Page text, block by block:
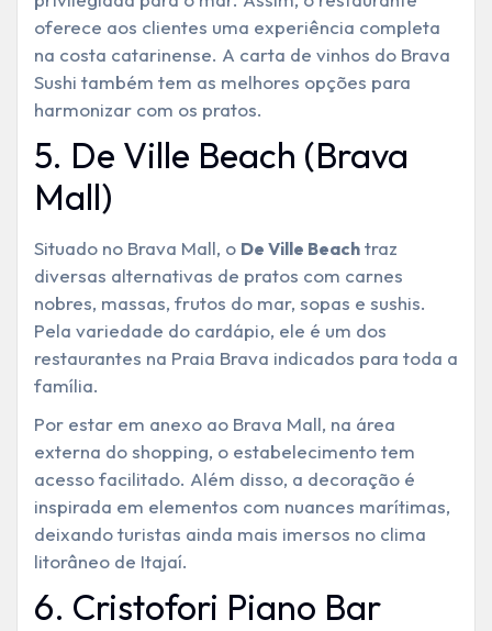
oferece aos clientes uma experiência completa
na costa catarinense. A carta de vinhos do Brava
Sushi também tem as melhores opções para
harmonizar com os pratos.
5. De Ville Beach (Brava
Mall)
Situado no Brava Mall, o De Ville Beach traz
diversas alternativas de pratos com carnes
nobres, massas, frutos do mar, sopas e sushis.
Pela variedade do cardápio, ele é um dos
restaurantes na Praia Brava indicados para toda a
família.
Por estar em anexo ao Brava Mall, na área
externa do shopping, o estabelecimento tem
acesso facilitado. Além disso, a decoração é
inspirada em elementos com nuances marítimas,
deixando turistas ainda mais imersos no clima
litorâneo de Itajaí.
6. Cristofori Piano Bar